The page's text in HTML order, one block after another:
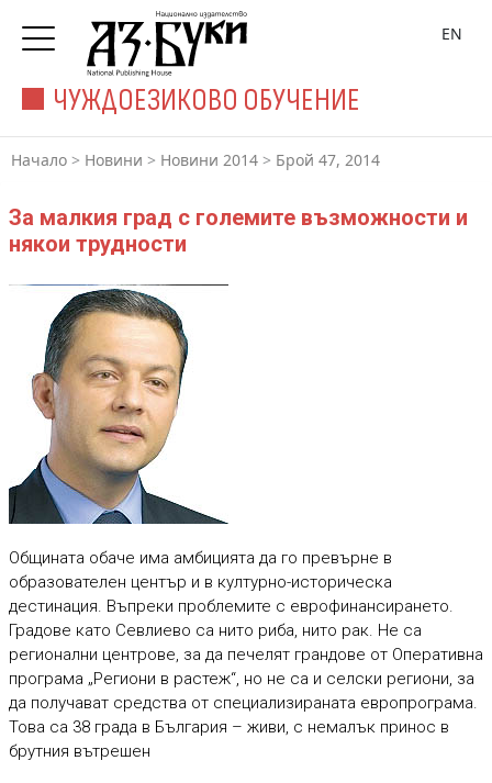
ЧУЖДОЕЗИКОВО ОБУЧЕНИЕ
EN
Начало > Новини > Новини 2014 > Брой 47, 2014
За малкия град с големите възможности и
някои трудности
Общината обаче има амбицията да го превърне в
образователен център и в културно-историческа
дестинация. Въпреки проблемите с еврофинансирането.
Градове като Севлиево са нито риба, нито рак. Не са
регионални центрове, за да печелят грандове от Оперативна
програма „Региони в растеж“, но не са и селски региони, за
да получават средства от специализираната европрограма.
Това са 38 града в България – живи, с немалък принос в
брутния вътрешен